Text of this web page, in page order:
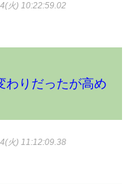
火) 10:22:59.02
わりだったが高め
火) 11:12:09.38